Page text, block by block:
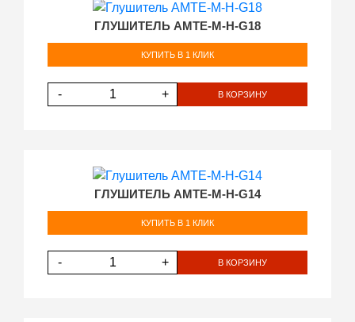
ГЛУШИТЕЛЬ AMTE-M-H-G18
КУПИТЬ В 1 КЛИК
- + В КОРЗИНУ
ГЛУШИТЕЛЬ AMTE-M-H-G14
КУПИТЬ В 1 КЛИК
- + В КОРЗИНУ